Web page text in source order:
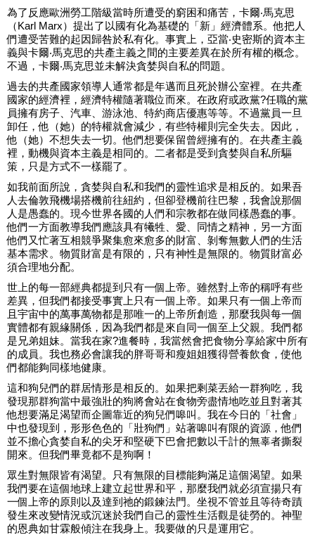
為了反應歐洲勞工階級當時所遭受的窮困和痛苦，卡爾‧馬克思
（Karl Marx）提出了以國有化為基礎的「新」經濟體系。他把人
們遭受苦難的起因歸咎於私有化。事實上，亞當‧史密斯的資本主
義與卡爾‧馬克思的共產主義之間的主要差異在於所有權的概念。
不過，卡爾‧馬克思並未解決貪婪與自私的問題。
過去的共產國家領導人通常都是年邁而且死於辦公室裡。在共產
國家的經濟裡，經濟特權隨著職位而來。在政府或政黨?任職的黨
員擁有房子、汽車、游泳池、特約商店優惠等等。不過黨員一旦
卸任，他（她）的特權就會減少，有些特權則完全失去。因此，
他（她）不想失去一切。他們想要保留曾經擁有的。在共產主義
裡，動機與資本主義是相同的。二者都是受到貪婪與自私所驅
策，只是方式不一樣罷了。
如我前面所說，貪婪與自私和我們的靈性追求是相反的。如果吾
人去倫敦飛機場搭機前往紐約，但卻登機前往巴黎，我會說那個
人是愚蠢的。現今世界各國的人們和宗教都在做同樣愚蠢的事。
他們一方面教導我們應該具有犧牲、愛、同情之精神，另一方面
他們又忙著互相競爭聚集愈來愈多的財富、剝奪無數人們的生活
基本需求。物質財富是有限的，只有神性是無限的。物質財富必
須合理地分配。
世上的每一部經典都提到只有一個上帝。雖然對上帝的稱呼有些
差異，但我們都接受事實上只有一個上帝。如果只有一個上帝而
且宇宙中的萬事萬物都是那唯一的上帝所創造，那麼我與每一個
實體都有親緣關係，因為我們都是來自同一個至上父親。我們都
是兄弟姐妹。當我在家?進餐時，我當然會把食物分享給家中所有
的成員。我也務必會讓我的胖哥哥和瘦姐姐獲得營養飲食，使他
們都能夠同樣地健康。
這和狗兒們的群居情形是相反的。如果把剩菜丟給一群狗吃，我
發現那群狗當中最強壯的狗將會站在食物旁盡情地吃並且對著其
他想要滿足渴望而企圖靠近的狗兒們嗥叫。我在今日的「社會」
中也發現到，形形色色的「壯狗們」站著嗥叫有限的資源，他們
並不擔心貪婪自私的尖牙和堅硬下巴會把數以千計的無辜者撕裂
開來。但我們畢竟都不是狗啊！
眾生對無限皆有渴望。只有無限的目標能夠滿足這個渴望。如果
我們要在這個地球上建立起世界和平，那麼我們就必須宣揚只有
一個上帝的原則以及達到祂的鍛鍊法門。坐視不管並且等待奇蹟
發生來改變情況或沉迷於我們自己的靈性生活觀是徒勞的。神聖
的恩典如甘霖般傾注在我身上。我要做的只是運用它。